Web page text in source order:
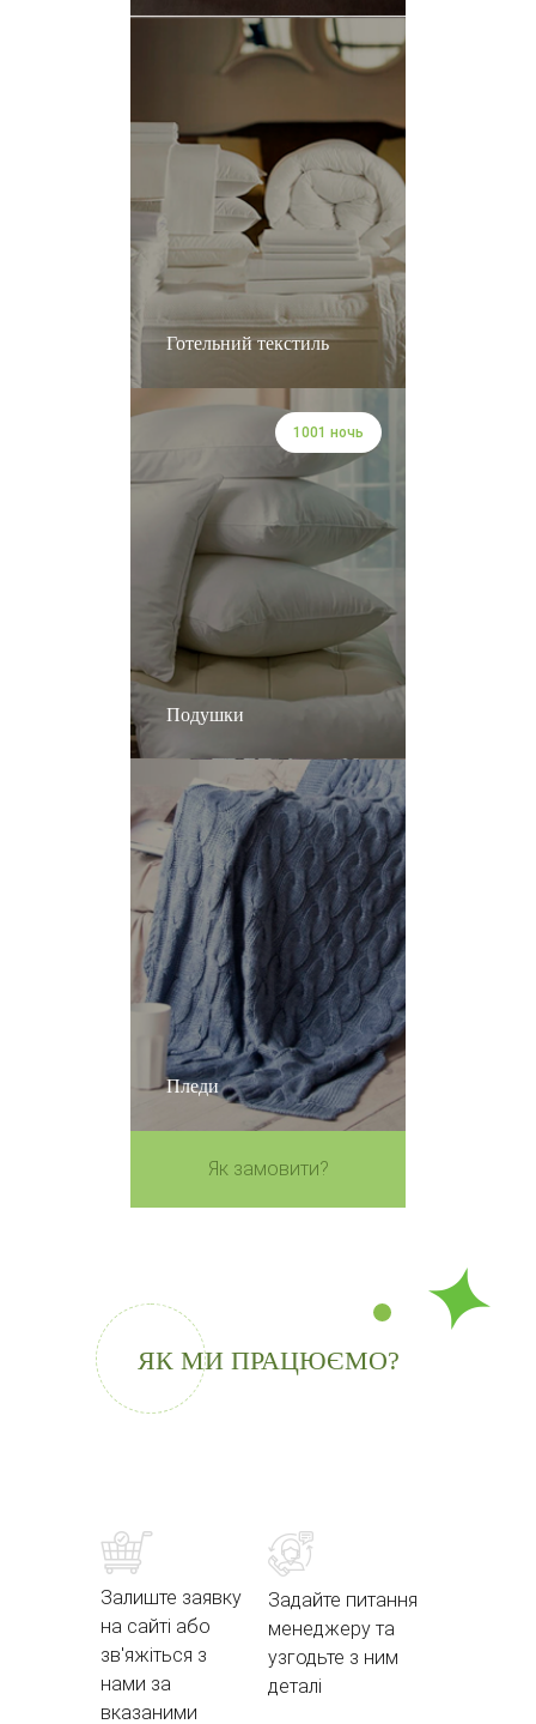
Готельний текстиль
Подушки
1001 ночь
Пледи
Як замовити?
ЯК МИ ПРАЦЮЄМО?
Залиште заявку
на сайті або
зв'яжіться з
нами за
вказаними
Задайте питання
менеджеру та
узгодьте з ним
деталі